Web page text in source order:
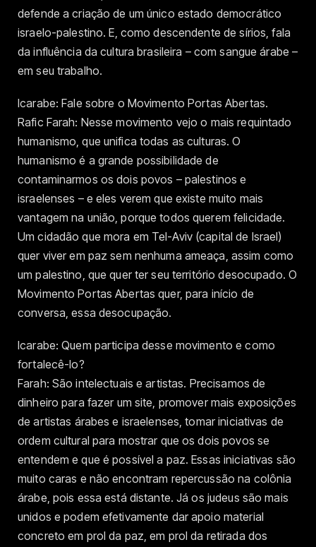
defende a criação de um único estado democrático
israelo-palestino. E, como descendente de sírios, fala
da influência da cultura brasileira – com sangue árabe –
em seu trabalho.
Icarabe: Fale sobre o Movimento Portas Abertas.
Rafic Farah: Nesse movimento vejo o mais requintado
humanismo, que unifica todas as culturas. O
humanismo é a grande possibilidade de
contaminarmos os dois povos – palestinos e
israelenses – e eles verem que existe muito mais
vantagem na união, porque todos querem felicidade.
Um cidadão que mora em Tel-Aviv (capital de Israel)
quer viver em paz sem nenhuma ameaça, assim como
um palestino, que quer ter seu território desocupado. O
Movimento Portas Abertas quer, para início de
conversa, essa desocupação.
Icarabe: Quem participa desse movimento e como
fortalecê-lo?
Farah: São intelectuais e artistas. Precisamos de
dinheiro para fazer um site, promover mais exposições
de artistas árabes e israelenses, tomar iniciativas de
ordem cultural para mostrar que os dois povos se
entendem e que é possível a paz. Essas iniciativas são
muito caras e não encontram repercussão na colônia
árabe, pois essa está distante. Já os judeus são mais
unidos e podem efetivamente dar apoio material
concreto em prol da paz, em prol da retirada dos